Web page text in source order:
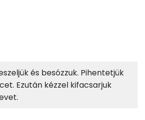
9%
3%
81%
és besózzuk. Pihentetjük
Ezután kézzel kifacsarjuk